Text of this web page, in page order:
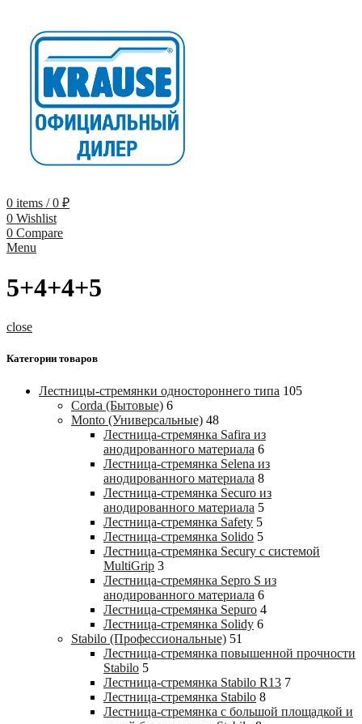
0 items / 0 ₽
0 Wishlist
0 Compare
Menu
5+4+4+5
close
Категории товаров
Лестницы-стремянки одностороннего типа 105
Corda (Бытовые) 6
Monto (Универсальные) 48
Лестница-стремянка Safira из
анодированного материала 6
Лестница-стремянка Selena из
анодированного материала 8
Лестница-стремянка Securo из
анодированного материала 5
Лестница-стремянка Safety 5
Лестница-стремянка Solido 5
Лестница-стремянка Secury с системой
MultiGrip 3
Лестница-стремянка Sepro S из
анодированного материала 6
Лестница-стремянка Sepuro 4
Лестница-стремянка Solidy 6
Stabilo (Профессиональные) 51
Лестница-стремянка повышенной прочности
Stabilo 5
Лестница-стремянка Stabilo R13 7
Лестница-стремянка Stabilo 8
Лестница-стремянка с большой площадкой и